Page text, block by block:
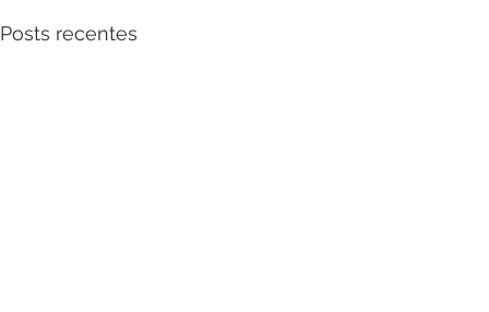
Posts recentes